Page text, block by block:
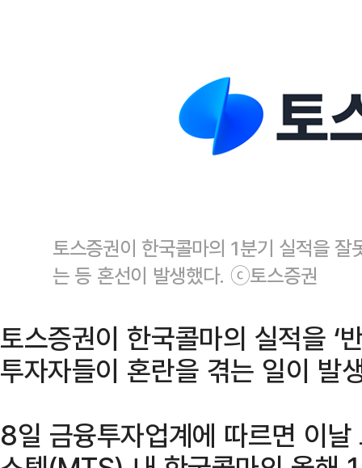
토스증권이 한국콜마의 1분기 실적을
는 등 혼선이 발생했다. ⓒ토스증권
토스증권이 한국콜마의 실적을 ‘
투자자들이 혼란을 겪는 일이 발
8일 금융투자업계에 따르면 이